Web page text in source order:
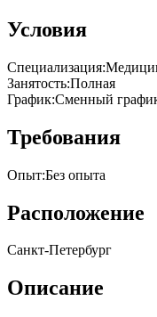
Условия
Специализация:
Занятость:Полная
График:Сменный
Требования
Опыт:Без опыта
Расположение
Санкт-Петербург
Описание